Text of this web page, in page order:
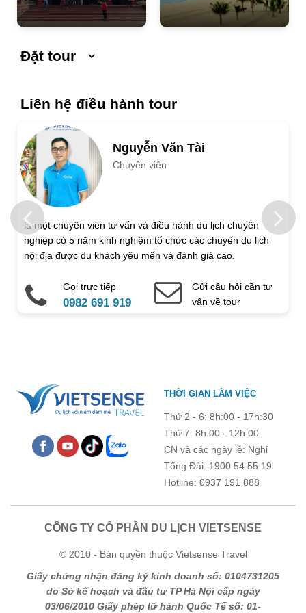
Đặt tour
Số người lớn
Trẻ em 1 đến 5 tuổi
Họ và tên
Địa chỉ liên hệ
Điện thoại di động Email
Chú ý: Trường mang dấu (* ) là bắt buộc. Vui lòng không để
trống !
Liên hệ điều hành tour
Nguyễn Văn Tài
Chuyên viên
là một chuyên viên tư vấn và điều hành du lịch chuyên
nghiệp có 5 năm kinh nghiệm tổ chức các chuyến du lịch
nội địa được du khách yêu mến và đánh giá cao.
Gọi trực tiếp
0982 691 919
Gửi câu hỏi cần tư
vấn về tour
THỜI GIAN LÀM VIỆC
Thứ 2 - 6: 8h:00 - 17h:30
Thứ 7: 8h:00 - 12h:00
CN và các ngày lễ: Nghỉ
Tổng Đài: 1900 54 55 19
Hotline: 0937 191 888
CÔNG TY CỔ PHẦN DU LỊCH VIETSENSE
© 2010 - Bản quyền thuộc Vietsense Travel
Giấy chứng nhận đăng ký kinh doanh số: 0104731205
do Sở kế hoạch và đầu tư TP Hà Nội cấp ngày
03/06/2010 Giấy phép lữ hành Quốc Tế số: 01-